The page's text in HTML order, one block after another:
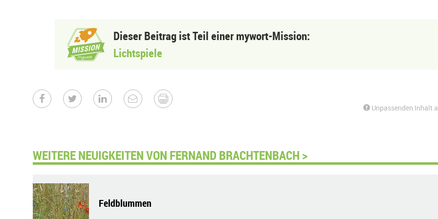
Dieser Beitrag ist Teil einer mywort-Mission:
Lichtspiele
Unpassenden Inhalt
WEITERE NEUIGKEITEN VON FERNAND BRACHTENBACH >
Feldblummen